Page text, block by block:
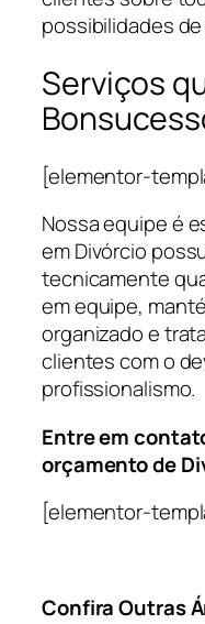
possibilidades
Serviços
[elementor-
Nossa equipe é
em Divórcio
tecnicamente
em equipe,
organizado e
clientes com o
profissionalismo.
Entre em
orçamento de
[elementor-
Confira Outras